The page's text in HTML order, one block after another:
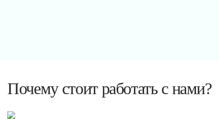
Почему стоит работать с нами?